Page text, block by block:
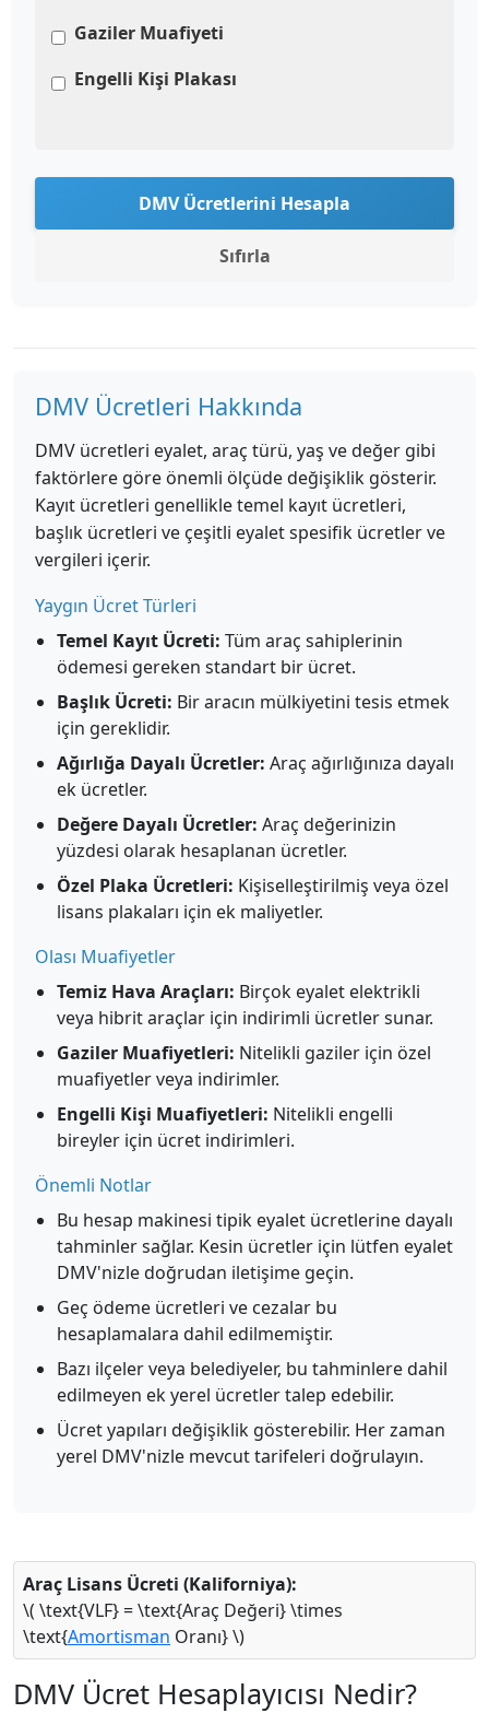
Gaziler Muafiyeti
Engelli Kişi Plakası
DMV Ücretlerini Hesapla
Sıfırla
DMV Ücretleri Hakkında
DMV ücretleri eyalet, araç türü, yaş ve değer gibi
faktörlere göre önemli ölçüde değişiklik gösterir.
Kayıt ücretleri genellikle temel kayıt ücretleri,
başlık ücretleri ve çeşitli eyalet spesifik ücretler ve
vergileri içerir.
Yaygın Ücret Türleri
Temel Kayıt Ücreti: Tüm araç sahiplerinin
ödemesi gereken standart bir ücret.
Başlık Ücreti: Bir aracın mülkiyetini tesis etmek
için gereklidir.
Ağırlığa Dayalı Ücretler: Araç ağırlığınıza dayalı
ek ücretler.
Değere Dayalı Ücretler: Araç değerinizin
yüzdesi olarak hesaplanan ücretler.
Özel Plaka Ücretleri: Kişiselleştirilmiş veya özel
lisans plakaları için ek maliyetler.
Olası Muafiyetler
Temiz Hava Araçları: Birçok eyalet elektrikli
veya hibrit araçlar için indirimli ücretler sunar.
Gaziler Muafiyetleri: Nitelikli gaziler için özel
muafiyetler veya indirimler.
Engelli Kişi Muafiyetleri: Nitelikli engelli
bireyler için ücret indirimleri.
Önemli Notlar
Bu hesap makinesi tipik eyalet ücretlerine dayalı
tahminler sağlar. Kesin ücretler için lütfen eyalet
DMV'nizle doğrudan iletişime geçin.
Geç ödeme ücretleri ve cezalar bu
hesaplamalara dahil edilmemiştir.
Bazı ilçeler veya belediyeler, bu tahminlere dahil
edilmeyen ek yerel ücretler talep edebilir.
Ücret yapıları değişiklik gösterebilir. Her zaman
yerel DMV'nizle mevcut tarifeleri doğrulayın.
Araç Lisans Ücreti (Kaliforniya):
\( \text{VLF} = \text{Araç Değeri} \times
\text{Amortisman Oranı} \)
DMV Ücret Hesaplayıcısı Nedir?